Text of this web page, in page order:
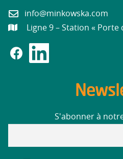
info@minkowska.com
Ligne 9 – Station «
S'abonner à